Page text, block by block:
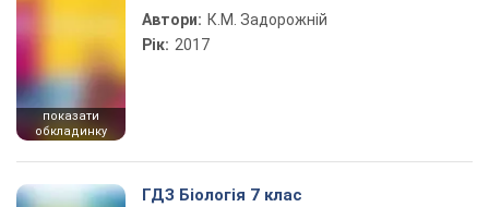
показати
обкладинку
Автори: К.М. Задорожній
Рік: 2017
ГДЗ Біологія 7 клас